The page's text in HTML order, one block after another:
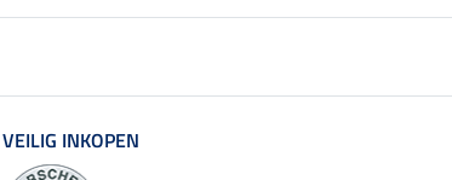
VEILIG INKOPEN